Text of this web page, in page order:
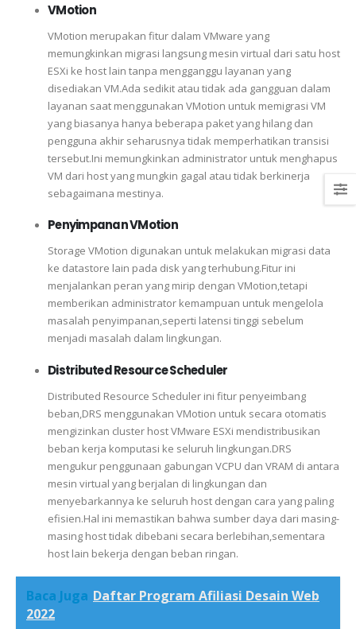
VMotion
VMotion merupakan fitur dalam VMware yang
memungkinkan migrasi langsung mesin virtual dari satu host
ESXi ke host lain tanpa mengganggu layanan yang
disediakan VM.Ada sedikit atau tidak ada gangguan dalam
layanan saat menggunakan VMotion untuk memigrasi VM
yang biasanya hanya beberapa paket yang hilang dan
pengguna akhir seharusnya tidak memperhatikan transisi
tersebut.Ini memungkinkan administrator untuk menghapus
VM dari host yang mungkin gagal atau tidak berkinerja
sebagaimana mestinya.
Penyimpanan VMotion
Storage VMotion digunakan untuk melakukan migrasi data
ke datastore lain pada disk yang terhubung.Fitur ini
menjalankan peran yang mirip dengan VMotion,tetapi
memberikan administrator kemampuan untuk mengelola
masalah penyimpanan,seperti latensi tinggi sebelum
menjadi masalah dalam lingkungan.
Distributed Resource Scheduler
Distributed Resource Scheduler ini fitur penyeimbang
beban,DRS menggunakan VMotion untuk secara otomatis
mengizinkan cluster host VMware ESXi mendistribusikan
beban kerja komputasi ke seluruh lingkungan.DRS
mengukur penggunaan gabungan VCPU dan VRAM di antara
mesin virtual yang berjalan di lingkungan dan
menyebarkannya ke seluruh host dengan cara yang paling
efisien.Hal ini memastikan bahwa sumber daya dari masing-
masing host tidak dibebani secara berlebihan,sementara
host lain bekerja dengan beban ringan.
Baca Juga Daftar Program Afiliasi Desain Web
2022